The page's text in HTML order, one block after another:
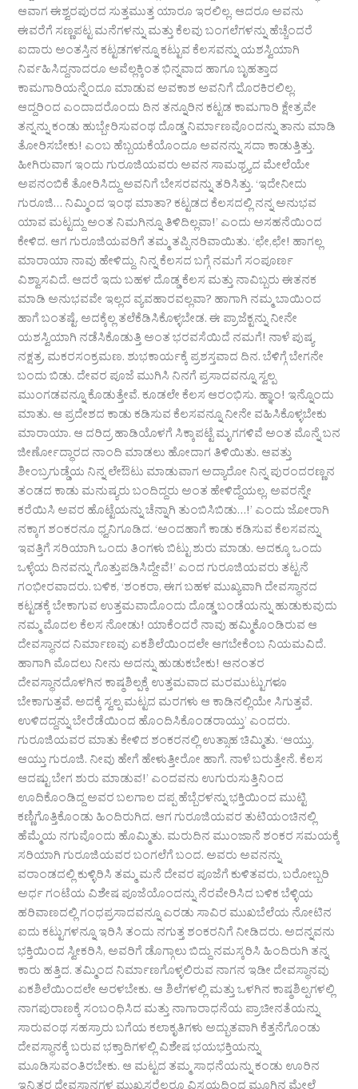
ಆವಾಗ ಈಶ್ವರಪುರದ ಸುತ್ತಮುತ್ತ ಯಾರೂ ಇರಲಿಲ್ಲ. ಆದರೂ ಅವನು
ಈವರೆಗೆ ಸಣ್ಣಪಟ್ಟ ಮನೆಗಳನ್ನು ಮತ್ತು ಕೆಲವು ಬಂಗಲೆಗಳನ್ನು ಹೆಚ್ಚೆಂದರೆ
ಐದಾರು ಅಂತಸ್ತಿನ ಕಟ್ಟಡಗಳನ್ನೂ ಕಟ್ಟುವ ಕೆಲಸವನ್ನು ಯಶಸ್ವಿಯಾಗಿ
ನಿರ್ವಹಿಸಿದ್ದನಾದರೂ ಅವೆಲ್ಲಕ್ಕಿಂತ ಭಿನ್ನವಾದ ಹಾಗೂ ಬೃಹತ್ತಾದ
ಕಾಮಗಾರಿಯನ್ನೆಂದೂ ಮಾಡುವ ಅವಕಾಶ ಅವನಿಗೆ ದೊರಕಿರಲಿಲ್ಲ.
ಆದ್ದರಿಂದ ಎಂದಾದರೊಂದು ದಿನ ತನ್ನೂರಿನ ಕಟ್ಟಡ ಕಾಮಗಾರಿ ಕ್ಷೇತ್ರವೇ
ತನ್ನನ್ನು ಕಂಡು ಹುಬ್ಬೇರಿಸುವಂಥ ದೊಡ್ಡ ನಿರ್ಮಾಣವೊಂದನ್ನು ತಾನು ಮಾಡಿ
ತೋರಿಸಬೇಕು! ಎಂಬ ಹೆಬ್ಬಯಕೆಯೊಂದೂ ಅವನನ್ನು ಸದಾ ಕಾಡುತ್ತಿತ್ತು.
ಹೀಗಿರುವಾಗ ಇಂದು ಗುರೂಜಿಯವರು ಅವನ ಸಾಮಥ್ರ್ಯದ ಮೇಲೆಯೇ
ಅಪನಂಬಿಕೆ ತೋರಿಸಿದ್ದು ಅವನಿಗೆ ಬೇಸರವನ್ನು ತರಿಸಿತ್ತು. ‘ಇದೇನೀದು
ಗುರೂಜಿ… ನಿಮ್ಮಿಂದ ಇಂಥ ಮಾತಾ? ಕಟ್ಟಡದ ಕೆಲಸದಲ್ಲಿ ನನ್ನ ಅನುಭವ
ಯಾವ ಮಟ್ಟದ್ದು ಅಂತ ನಿಮಗಿನ್ನೂ ತಿಳಿದಿಲ್ಲವಾ!’ ಎಂದು ಅಸಹನೆಯಿಂದ
ಕೇಳಿದ. ಆಗ ಗುರೂಜಿಯವರಿಗೆ ತಮ್ಮ ತಪ್ಪಿನರಿವಾಯಿತು. ‘ಛೇ,ಛೇ! ಹಾಗಲ್ಲ
ಮಾರಾಯಾ ನಾವು ಹೇಳಿದ್ದು. ನಿನ್ನ ಕೆಲಸದ ಬಗ್ಗೆ ನಮಗೆ ಸಂಪೂರ್ಣ
ವಿಶ್ವಾಸವಿದೆ. ಆದರೆ ಇದು ಬಹಳ ದೊಡ್ಡ ಕೆಲಸ ಮತ್ತು ನಾವಿಬ್ಬರು ಈತನಕ
ಮಾಡಿ ಅನುಭವವೇ ಇಲ್ಲದ ವ್ಯವಹಾರವಲ್ಲವಾ? ಹಾಗಾಗಿ ನಮ್ಮ ಬಾಯಿಂದ
ಹಾಗೆ ಬಂತಷ್ಟೆ. ಅದಕ್ಕೆಲ್ಲ ತಲೆಕೆಡಿಸಿಕೊಳ್ಳಬೇಡ. ಈ ಪ್ರಾಜೆಕ್ಟನ್ನು ನೀನೇ
ಯಶಸ್ವಿಯಾಗಿ ನಡೆಸಿಕೊಡುತ್ತಿ ಅಂತ ಭರವಸೆಯಿದೆ ನಮಗೆ! ನಾಳೆ ಪುಷ್ಯ
ನಕ್ಷತ್ರ, ಮಕರಸಂಕ್ರಮಣ. ಶುಭಕಾರ್ಯಕ್ಕೆ ಪ್ರಶಸ್ತವಾದ ದಿನ. ಬೆಳಿಗ್ಗೆ ಬೇಗನೇ
ಬಂದು ಬಿಡು. ದೇವರ ಪೂಜೆ ಮುಗಿಸಿ ನಿನಗೆ ಪ್ರಸಾದವನ್ನೂ ಸ್ವಲ್ಪ
ಮುಂಗಡವನ್ನೂ ಕೊಡುತ್ತೇವೆ. ಕೂಡಲೇ ಕೆಲಸ ಆರಂಭಿಸು. ಹ್ಞಾಂ! ಇನ್ನೊಂದು
ಮಾತು. ಆ ಪ್ರದೇಶದ ಕಾಡು ಕಡಿಸುವ ಕೆಲಸವನ್ನೂ ನೀನೇ ವಹಿಸಿಕೊಳ್ಳಬೇಕು
ಮಾರಾಯಾ. ಆ ದರಿದ್ರ ಹಾಡಿಯೊಳಗೆ ಸಿಕ್ಕಾಪಟ್ಟೆ ಮೃಗಗಳಿವೆ ಅಂತ ಮೊನ್ನೆ ಬನ
ಜೀರ್ಣೋದ್ಧಾರದ ನಾಂದಿ ಮಾಡಲು ಹೋದಾಗ ತಿಳಿಯಿತು. ಆವತ್ತು
ಶೀಂಬ್ರಗುಡ್ಡೆಯ ನಿನ್ನ ಲೇಔಟು ಮಾಡುವಾಗ ಅದ್ಯಾರೋ ನಿನ್ನ ಪುರಂದರಣ್ಣನ
ತಂಡದ ಕಾಡು ಮನುಷ್ಯರು ಬಂದಿದ್ದರು ಅಂತ ಹೇಳಿದ್ದೆಯಲ್ಲ, ಅವರನ್ನೇ
ಕರೆಯಿಸಿ ಅವರ ಹೊಟ್ಟೆಯನ್ನು ಚೆನ್ನಾಗಿ ತುಂಬಿಸಿಬಿಡು…!’ ಎಂದು ಜೋರಾಗಿ
ನಕ್ಕಾಗ ಶಂಕರನೂ ಧ್ವನಿಗೂಡಿದ. ‘ಅಂದಹಾಗೆ ಕಾಡು ಕಡಿಸುವ ಕೆಲಸವನ್ನು
ಇವತ್ತಿಗೆ ಸರಿಯಾಗಿ ಒಂದು ತಿಂಗಳು ಬಿಟ್ಟು ಶುರು ಮಾಡು. ಅದಕ್ಕೂ ಒಂದು
ಒಳ್ಳೆಯ ದಿನವನ್ನು ಗೊತ್ತುಪಡಿಸಿದ್ದೇವೆ!’ ಎಂದ ಗುರೂಜಿಯವರು ತಟ್ಟನೆ
ಗಂಭೀರವಾದರು. ಬಳಿಕ, ‘ಶಂಕರಾ, ಈಗ ಬಹಳ ಮುಖ್ಯವಾಗಿ ದೇವಸ್ಥಾನದ
ಕಟ್ಟಡಕ್ಕೆ ಬೇಕಾಗುವ ಉತ್ತಮವಾದೊಂದು ದೊಡ್ಡ ಬಂಡೆಯನ್ನು ಹುಡುಕುವುದು
ನಮ್ಮ ಮೊದಲ ಕೆಲಸ ನೋಡು! ಯಾಕೆಂದರೆ ನಾವು ಹಮ್ಮಿಕೊಂಡಿರುವ ಆ
ದೇವಸ್ಥಾನದ ನಿರ್ಮಾಣವು ಏಕಶಿಲೆಯಿಂದಲೇ ಆಗಬೇಕೆಂಬ ನಿಯಮವಿದೆ.
ಹಾಗಾಗಿ ಮೊದಲು ನೀನು ಅದನ್ನು ಹುಡುಕಬೇಕು! ಆನಂತರ
ದೇವಸ್ಥಾನದೊಳಗಿನ ಕಾಷ್ಠಶಿಲ್ಪಕ್ಕೆ ಉತ್ತಮವಾದ ಮರಮುಟ್ಟುಗಳೂ
ಬೇಕಾಗುತ್ತವೆ. ಅದಕ್ಕೆ ಸ್ವಲ್ಪ ಮಟ್ಟದ ಮರಗಳು ಆ ಕಾಡಿನಲ್ಲಿಯೇ ಸಿಗುತ್ತವೆ.
ಉಳಿದದ್ದನ್ನು ಬೇರೆಡೆಯಿಂದ ಹೊಂದಿಸಿಕೊಂಡರಾಯ್ತು’ ಎಂದರು.
ಗುರೂಜಿಯವರ ಮಾತು ಕೇಳಿದ ಶಂಕರನಲ್ಲಿ ಉತ್ಸಾಹ ಚಿಮ್ಮಿತು. ‘ಆಯ್ತು,
ಆಯ್ತು ಗುರೂಜಿ. ನೀವು ಹೇಗೆ ಹೇಳುತ್ತೀರೋ ಹಾಗೆ. ನಾಳೆ ಬರುತ್ತೇನೆ. ಕೆಲಸ
ಆದಷ್ಟು ಬೇಗ ಶುರು ಮಾಡುವ!’ ಎಂದವನು ಉಗುರುಸುತ್ತಿನಿಂದ
ಊದಿಕೊಂಡಿದ್ದ ಅವರ ಬಲಗಾಲ ದಪ್ಪ ಹೆಬ್ಬೆರಳನ್ನು ಭಕ್ತಿಯಿಂದ ಮುಟ್ಟಿ
ಕಣ್ಣಿಗೊತ್ತಿಕೊಂಡು ಹಿಂದಿರುಗಿದ. ಆಗ ಗುರೂಜಿಯವರ ತುಟಿಯಂಚಿನಲ್ಲಿ
ಹೆಮ್ಮೆಯ ನಗುವೊಂದು ಹೊಮ್ಮಿತು. ಮರುದಿನ ಮುಂಜಾನೆ ಶಂಕರ ಸಮಯಕ್ಕೆ
ಸರಿಯಾಗಿ ಗುರೂಜಿಯವರ ಬಂಗಲೆಗೆ ಬಂದ. ಅವರು ಅವನನ್ನು
ವರಾಂಡದಲ್ಲಿ ಕುಳ್ಳಿರಿಸಿ ತಮ್ಮ ಮನೆ ದೇವರ ಪೂಜೆಗೆ ಕುಳಿತವರು, ಬರೋಬ್ಬರಿ
ಅರ್ಧ ಗಂಟೆಯ ವಿಶೇಷ ಪೂಜೆಯೊಂದನ್ನು ನೆರವೇರಿಸಿದ ಬಳಿಕ ಬೆಳ್ಳಿಯ
ಹರಿವಾಣದಲ್ಲಿ ಗಂಧಪ್ರಸಾದವನ್ನೂ ಎರಡು ಸಾವಿರ ಮುಖಬೆಲೆಯ ನೋಟಿನ
ಐದು ಕಟ್ಟುಗಳನ್ನೂ ಇರಿಸಿ ತಂದು ನಗುತ್ತ ಶಂಕರನಿಗೆ ನೀಡಿದರು. ಅದನ್ನವನು
ಭಕ್ತಿಯಿಂದ ಸ್ವೀಕರಿಸಿ, ಅವರಿಗೆ ಡೊಗ್ಗಾಲು ಬಿದ್ದು ನಮಸ್ಕರಿಸಿ ಹಿಂದಿರುಗಿ ತನ್ನ
ಕಾರು ಹತ್ತಿದ. ತಮ್ಮಿಂದ ನಿರ್ಮಾಣಗೊಳ್ಳಲಿರುವ ನಾಗನ ಇಡೀ ದೇವಸ್ಥಾನವು
ಏಕಶಿಲೆಯಿಂದಲೇ ಅರಳಬೇಕು. ಆ ಶಿಲೆಗಳಲ್ಲಿ ಮತ್ತು ಒಳಗಿನ ಕಾಷ್ಠಶಿಲ್ಪಗಳಲ್ಲಿ
ನಾಗಪುರಾಣಕ್ಕೆ ಸಂಬಂಧಿಸಿದ ಮತ್ತು ನಾಗಾರಾಧನೆಯ ಪ್ರಾಚೀನತೆಯನ್ನು
ಸಾರುವಂಥ ಸಹಸ್ರಾರು ಬಗೆಯ ಕಲಾಕೃತಿಗಳು ಅದ್ಭುತವಾಗಿ ಕೆತ್ತನೆಗೊಂಡು
ದೇವಸ್ಥಾನಕ್ಕೆ ಬರುವ ಭಕ್ತಾದಿಗಳಲ್ಲಿ ವಿಶೇಷ ಭಯಭಕ್ತಿಯನ್ನು
ಮೂಡಿಸುವಂತಿರಬೇಕು. ಆ ಮಟ್ಟದ ತಮ್ಮ ಸಾಧನೆಯನ್ನು ಕಂಡು ಊರಿನ